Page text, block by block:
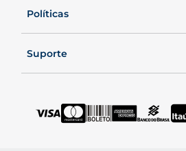
Políticas
Suporte